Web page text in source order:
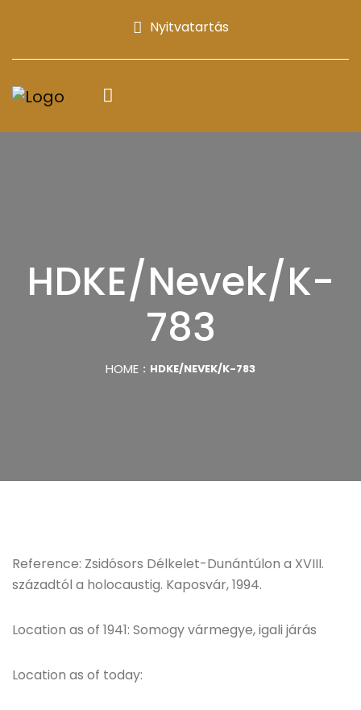
Nyitvatartás
HDKE/Nevek/K-
783
HOME HDKE/NEVEK/K-783
Reference: Zsidósors Délkelet-Dunántúlon a XVIII.
századtól a holocaustig. Kaposvár, 1994.
Location as of 1941: Somogy vármegye, igali járás
Location as of today: